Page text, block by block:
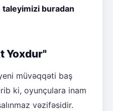
buradan
Yoxdur"
müvəqqəti baş
ki, oyunçulara inam
vəzifəsidir.